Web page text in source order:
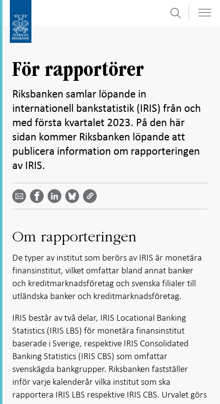
direkt
undersidor
Sök
För rapportörer
Riksbanken samlar löpande in
internationell bankstatistik (IRIS) från och
med första kvartalet 2023. På den här
sidan kommer Riksbanken löpande att
publicera information om rapporteringen
av IRIS.
Dela
email -
Öppnas
Dela på
Facebook
- Öppnas
Dela på
LinkedIn
-
Öppnas
på
Bluesky
-
på
Twitter
-
Om rapporteringen
De typer av institut som berörs av IRIS är monetära
finansinstitut, vilket omfattar bland annat banker
och kreditmarknadsföretag och svenska filialer till
utländska banker och kreditmarknadsföretag.
IRIS består av två delar, IRIS Locational Banking
Statistics (IRIS LBS) för monetära finansinstitut
baserade i Sverige, respektive IRIS Consolidated
Banking Statistics (IRIS CBS) som omfattar
svenskägda bankgrupper. Riksbanken fastställer
inför varje kalenderår vilka institut som ska
rapportera IRIS LBS respektive IRIS CBS. Urvalet görs